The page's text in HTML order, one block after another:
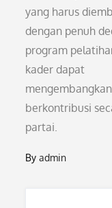
yang harus
dengan penuh
program
kader dapat
berkontribusi
partai.
Byadmin